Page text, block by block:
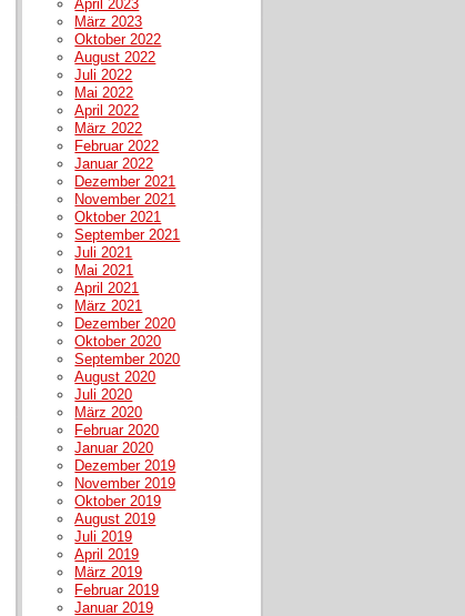
April 2023
März 2023
Oktober 2022
August 2022
Juli 2022
Mai 2022
April 2022
März 2022
Februar 2022
Januar 2022
Dezember 2021
November 2021
Oktober 2021
September 2021
Juli 2021
Mai 2021
April 2021
März 2021
Dezember 2020
Oktober 2020
September 2020
August 2020
Juli 2020
März 2020
Februar 2020
Januar 2020
Dezember 2019
November 2019
Oktober 2019
August 2019
Juli 2019
April 2019
März 2019
Februar 2019
Januar 2019